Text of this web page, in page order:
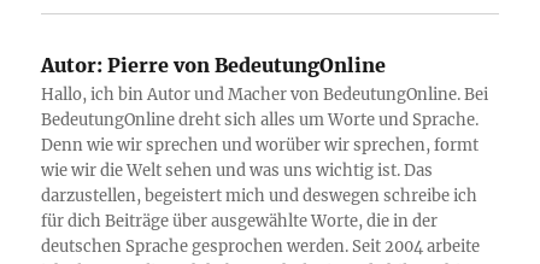
Autor: Pierre von BedeutungOnline
Hallo, ich bin Autor und Macher von BedeutungOnline. Bei
BedeutungOnline dreht sich alles um Worte und Sprache.
Denn wie wir sprechen und worüber wir sprechen, formt
wie wir die Welt sehen und was uns wichtig ist. Das
darzustellen, begeistert mich und deswegen schreibe ich
für dich Beiträge über ausgewählte Worte, die in der
deutschen Sprache gesprochen werden. Seit 2004 arbeite